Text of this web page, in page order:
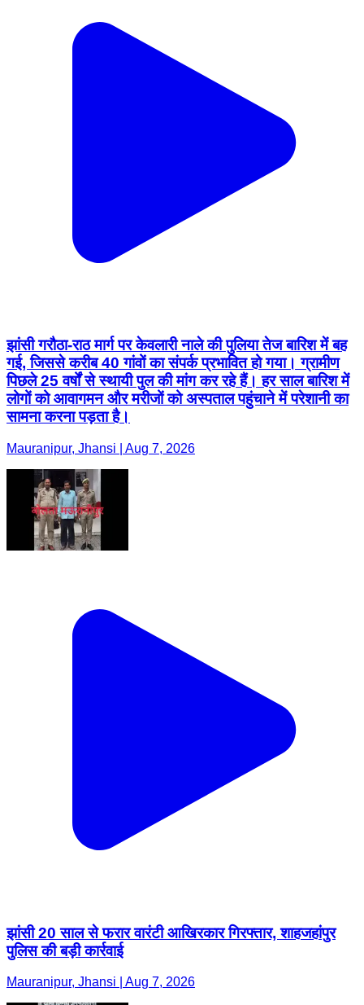
झांसी गरौठा-राठ मार्ग पर केवलारी नाले की पुलिया तेज बारिश में बह
गई, जिससे करीब 40 गांवों का संपर्क प्रभावित हो गया। ग्रामीण
पिछले 25 वर्षों से स्थायी पुल की मांग कर रहे हैं। हर साल बारिश में
लोगों को आवागमन और मरीजों को अस्पताल पहुंचाने में परेशानी का
सामना करना पड़ता है।
Mauranipur, Jhansi | Aug 7, 2026
झांसी 20 साल से फरार वारंटी आखिरकार गिरफ्तार, शाहजहांपुर
पुलिस की बड़ी कार्रवाई
Mauranipur, Jhansi | Aug 7, 2026